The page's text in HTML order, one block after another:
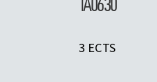
TA0630
3 ECTS